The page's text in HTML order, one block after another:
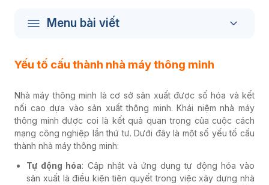
Menu bài viết
Yếu tố cấu thành nhà máy thông minh
Nhà máy thông minh là cơ sở sản xuất được số hóa và kết
nối cao dựa vào sản xuất thông minh. Khái niệm nhà máy
thông minh được coi là kết quả quan trọng của cuộc cách
mạng công nghiệp lần thứ tư. Dưới đây là một số yếu tố cấu
thành nhà máy thông minh:
Tự động hóa: Cập nhật và ứng dụng tự động hóa vào
sản xuất là điều kiện tiên quyết trong việc xây dựng nhà